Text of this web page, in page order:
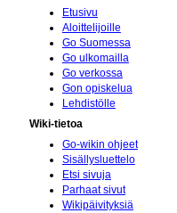
Etusivu
Aloittelijoille
Go Suomessa
Go ulkomailla
Go verkossa
Gon opiskelua
Lehdistölle
Wiki-tietoa
Go-wikin ohjeet
Sisällysluettelo
Etsi sivuja
Parhaat sivut
Wikipäivityksiä